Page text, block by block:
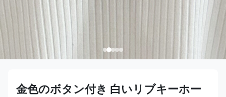
金色のボタン付き 白いリブキーホー